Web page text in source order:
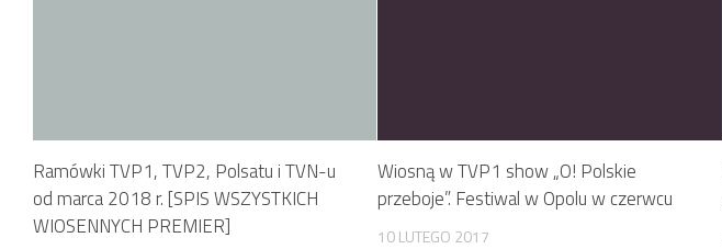
Ramówki TVP1, TVP2, Polsatu i TVN-u
od marca 2018 r. [SPIS WSZYSTKICH
WIOSENNYCH PREMIER]
Wiosną w TVP1 show „O! Polskie
przeboje”. Festiwal w Opolu w czerwcu
10 LUTEGO 2017